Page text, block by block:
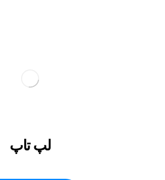
لپ تاپ